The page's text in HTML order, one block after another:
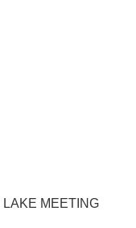
LAKE MEETING